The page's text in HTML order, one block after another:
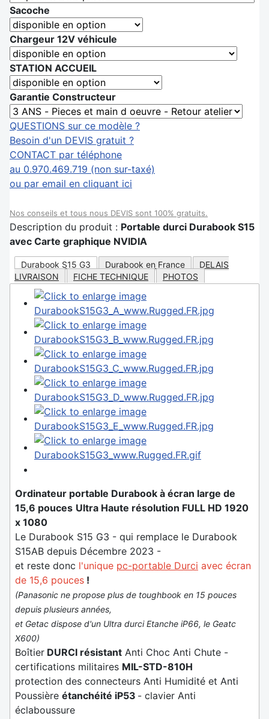
Sacoche
Chargeur 12V véhicule
STATION ACCUEIL
Garantie Constructeur
QUESTIONS sur ce modèle ?
Besoin d'un DEVIS gratuit ?
CONTACT par téléphone
au 0.970.469.719 (non sur-taxé)
ou par email en cliquant ici
Nos conseils et tous nous DEVIS sont 100% gratuits.
Description du produit : Portable durci Durabook S15
avec Carte graphique NVIDIA
Durabook S15 G3 Durabook en France
DELAIS
LIVRAISON
FICHE TECHNIQUE PHOTOS
Ordinateur portable Durabook à écran large de
15,6 pouces Ultra Haute résolution FULL HD 1920
x 1080
Le Durabook S15 G3 - qui remplace le Durabook
S15AB depuis Décembre 2023 -
et reste donc l'unique pc-portable Durci avec écran
de 15,6 pouces !
(Panasonic ne propose plus de toughbook en 15 pouces
depuis plusieurs années,
et Getac dispose d'un Ultra durci Etanche iP66, le Geatc
X600)
Boîtier DURCI résistant Anti Choc Anti Chute -
certifications militaires MIL-STD-810H
protection des connecteurs Anti Humidité et Anti
Poussière étanchéité iP53 - clavier Anti
éclaboussure